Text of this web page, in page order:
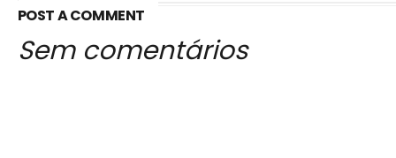
POST A COMMENT
Sem comentários